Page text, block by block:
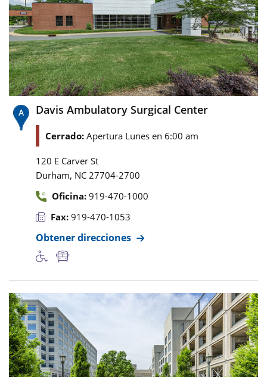
Davis Ambulatory Surgical Center
Cerrado: Apertura Lunes en 6:00 am
120 E Carver St
Durham, NC 27704-2700
Oficina: 919-470-1000
Fax: 919-470-1053
Obtener direcciones